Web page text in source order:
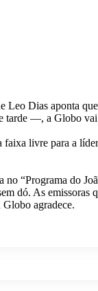
Leo Dias aponta
—, a Globo vai
faixa livre para a
“Programa do
dó. As emissoras
agradece.